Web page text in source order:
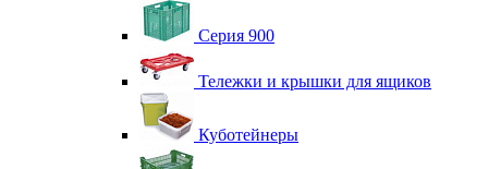
Серия 900
Тележки и крышки для ящиков
Куботейнеры